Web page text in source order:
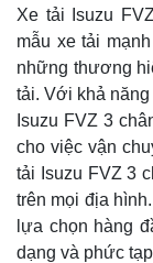
Xe tải Isuzu
mẫu xe tải
những thương
tải. Với khả
Isuzu FVZ 3
cho việc vận
tải Isuzu FVZ 3
trên mọi địa
lựa chọn hàng
dạng và phức